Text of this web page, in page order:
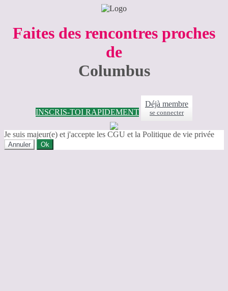
Faites des rencontres proches
de
Columbus
INSCRIS-TOI RAPIDEMENT
Déjà membre
se connecter
Je suis majeur(e) et j'accepte les CGU et la Politique de vie privée
Annuler Ok